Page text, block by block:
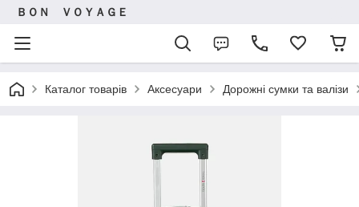
ＢＯＮ ＶＯＹＡＧＥ
Каталог товарів Аксесуари Дорожні сумки та валізи